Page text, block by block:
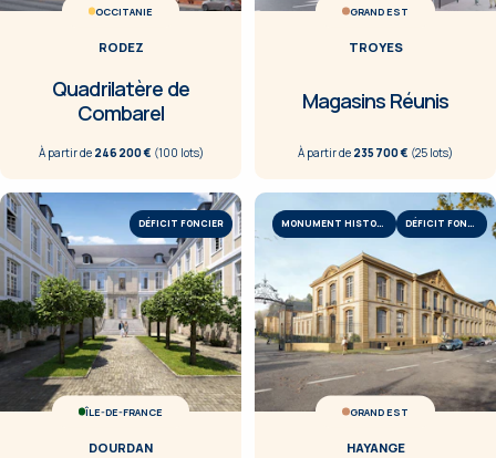
OCCITANIE
RODEZ
Quadrilatère de
Combarel
À partir de 246 200 € (100 lots)
GRAND EST
TROYES
Magasins Réunis
À partir de 235 700 € (25 lots)
DÉFICIT FONCIER
ÎLE-DE-FRANCE
DOURDAN
MONUMENT HISTORIQUE DÉFICIT FONCIER
GRAND EST
HAYANGE